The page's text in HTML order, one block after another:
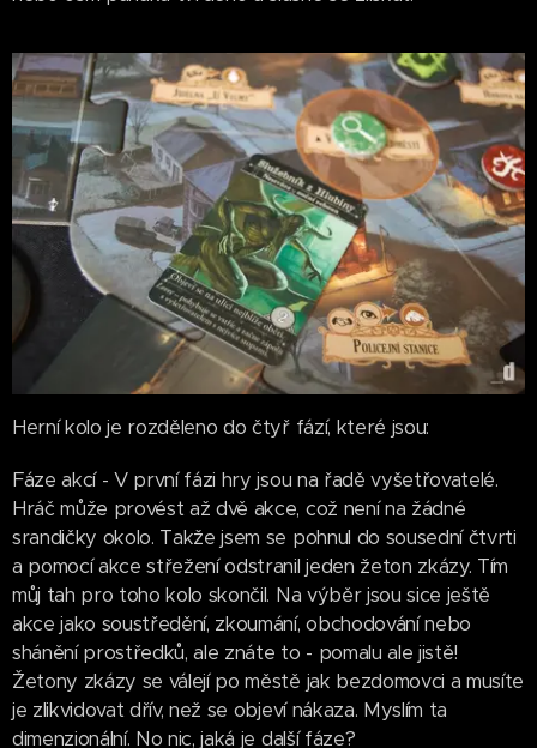
Herní kolo je rozděleno do čtyř fází, které jsou:
Fáze akcí - V první fázi hry jsou na řadě vyšetřovatelé.
Hráč může provést až dvě akce, což není na žádné
srandičky okolo. Takže jsem se pohnul do sousední čtvrti
a pomocí akce střežení odstranil jeden žeton zkázy. Tím
můj tah pro toho kolo skončil. Na výběr jsou sice ještě
akce jako soustředění, zkoumání, obchodování nebo
shánění prostředků, ale znáte to - pomalu ale jistě!
Žetony zkázy se válejí po městě jak bezdomovci a musíte
je zlikvidovat dřív, než se objeví nákaza. Myslím ta
dimenzionální. No nic, jaká je další fáze?